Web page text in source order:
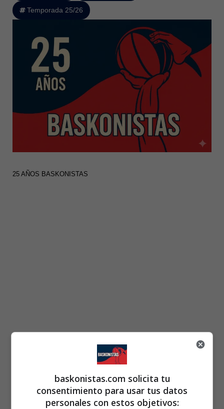
Temporada 25/26
25 AÑOS BASKONISTAS
baskonistas.com solicita tu
consentimiento para usar tus datos
personales con estos objetivos: